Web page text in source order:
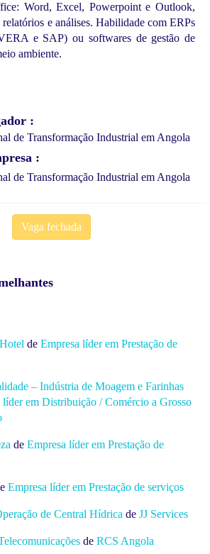
Word, Excel, Powerpoint e Outlook,
e análises. Habilidade com ERPs
e SAP) ou softwares de gestão de
ambiente.
de Transformação Industrial em Angola
de Transformação Industrial em Angola
Vaga fechada
de Empresa líder em Prestação de
– Indústria de Moagem e Farinhas
líder em Distribuição / Comércio a Grosso
de Empresa líder em Prestação de
Empresa líder em Prestação de serviços
de Central Hídrica de JJ Services
de RCS Angola